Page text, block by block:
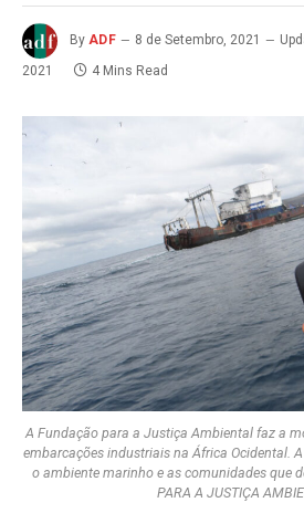
By ADF 8 de Setembro, 2021
2021
4 Mins Read
A Fundação para a Justiça Ambiental faz a
embarcações industriais na África Ocidental.
o ambiente marinho e as comunidades que
PARA A JUSTIÇA